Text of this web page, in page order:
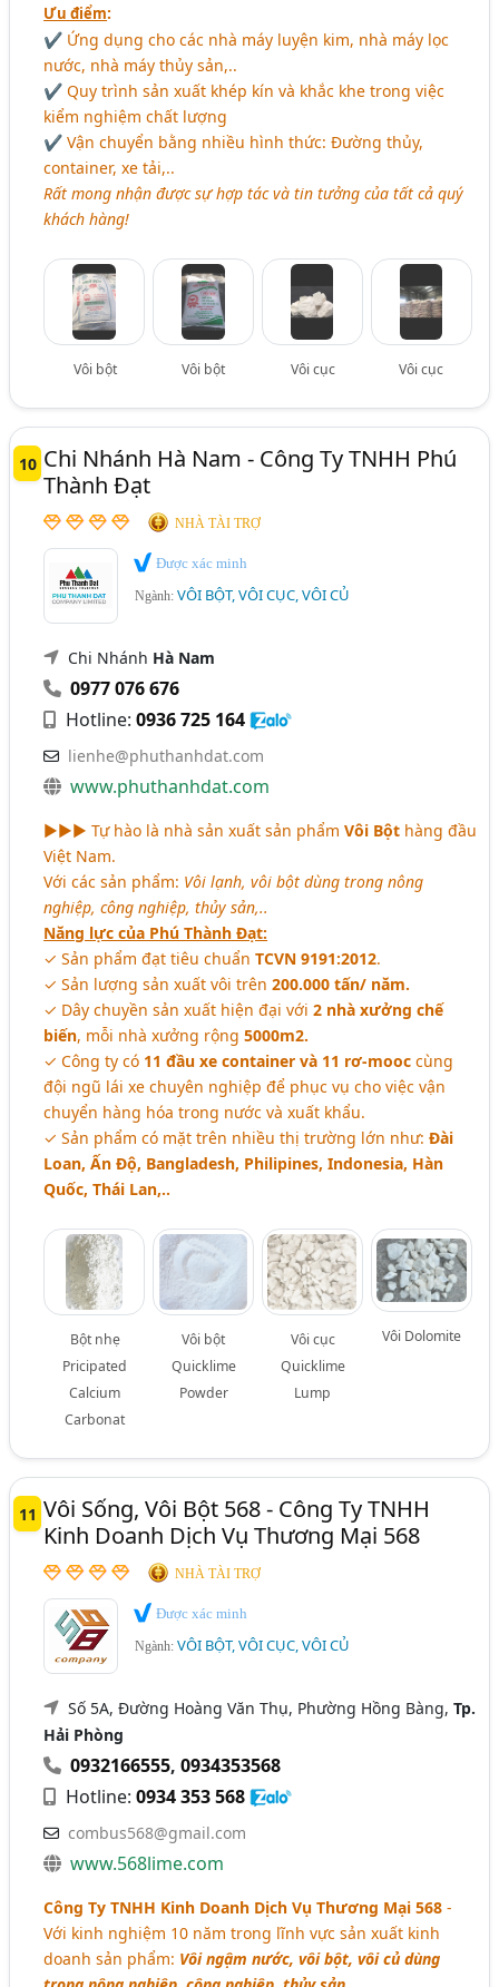
Ưu điểm:
✔ Ứng dụng cho các nhà máy luyện kim, nhà máy lọc
nước, nhà máy thủy sản,..
✔ Quy trình sản xuất khép kín và khắc khe trong việc
kiểm nghiệm chất lượng
✔ Vận chuyển bằng nhiều hình thức: Đường thủy,
container, xe tải,..
Rất mong nhận được sự hợp tác và tin tưởng của tất cả quý
khách hàng!
Vôi bột Vôi bột Vôi cục Vôi cục
10 Chi Nhánh Hà Nam - Công Ty TNHH Phú
Thành Đạt
NHÀ TÀI TRỢ
Được xác minh
Ngành:VÔI BỘT, VÔI CỤC, VÔI CỦ
Chi Nhánh Hà Nam
0977 076 676
Hotline:0936 725 164
lienhe@phuthanhdat.com
www.phuthanhdat.com
►►► Tự hào là nhà sản xuất sản phẩmVôi Bột hàng đầu
Việt Nam.
Với các sản phẩm: Vôi lạnh, vôi bột dùng trong nông
nghiệp, công nghiệp, thủy sản,..
Năng lực của Phú Thành Đạt:
✓ Sản phẩm đạt tiêu chuẩnTCVN 9191:2012.
✓ Sản lượng sản xuất vôi trên200.000 tấn/ năm.
✓ Dây chuyền sản xuất hiện đại với2 nhà xưởng chế
biến, mỗi nhà xưởng rộng5000m2.
✓ Công ty có 11 đầu xe container và 11 rơ-mooc cùng
đội ngũ lái xe chuyên nghiệp để phục vụ cho việc vận
chuyển hàng hóa trong nước và xuất khẩu.
✓ Sản phẩm có mặt trên nhiều thị trường lớn như:Đài
Loan, Ấn Độ, Bangladesh, Philipines, Indonesia, Hàn
Quốc, Thái Lan,..
Bột nhẹ
Pricipated
Calcium
Carbonat
Vôi bột
Quicklime
Powder
Vôi cục
Quicklime
Lump
Vôi Dolomite
11 Vôi Sống, Vôi Bột 568 - Công Ty TNHH
Kinh Doanh Dịch Vụ Thương Mại 568
NHÀ TÀI TRỢ
Được xác minh
Ngành:VÔI BỘT, VÔI CỤC, VÔI CỦ
Số 5A, Đường Hoàng Văn Thụ, Phường Hồng Bàng,Tp.
Hải Phòng
0932166555,0934353568
Hotline:0934 353 568
combus568@gmail.com
www.568lime.com
Công Ty TNHH Kinh Doanh Dịch Vụ Thương Mại 568 -
Với kinh nghiệm 10 năm trong lĩnh vực sản xuất kinh
doanh sản phẩm: Vôi ngậm nước, vôi bột, vôi củ dùng